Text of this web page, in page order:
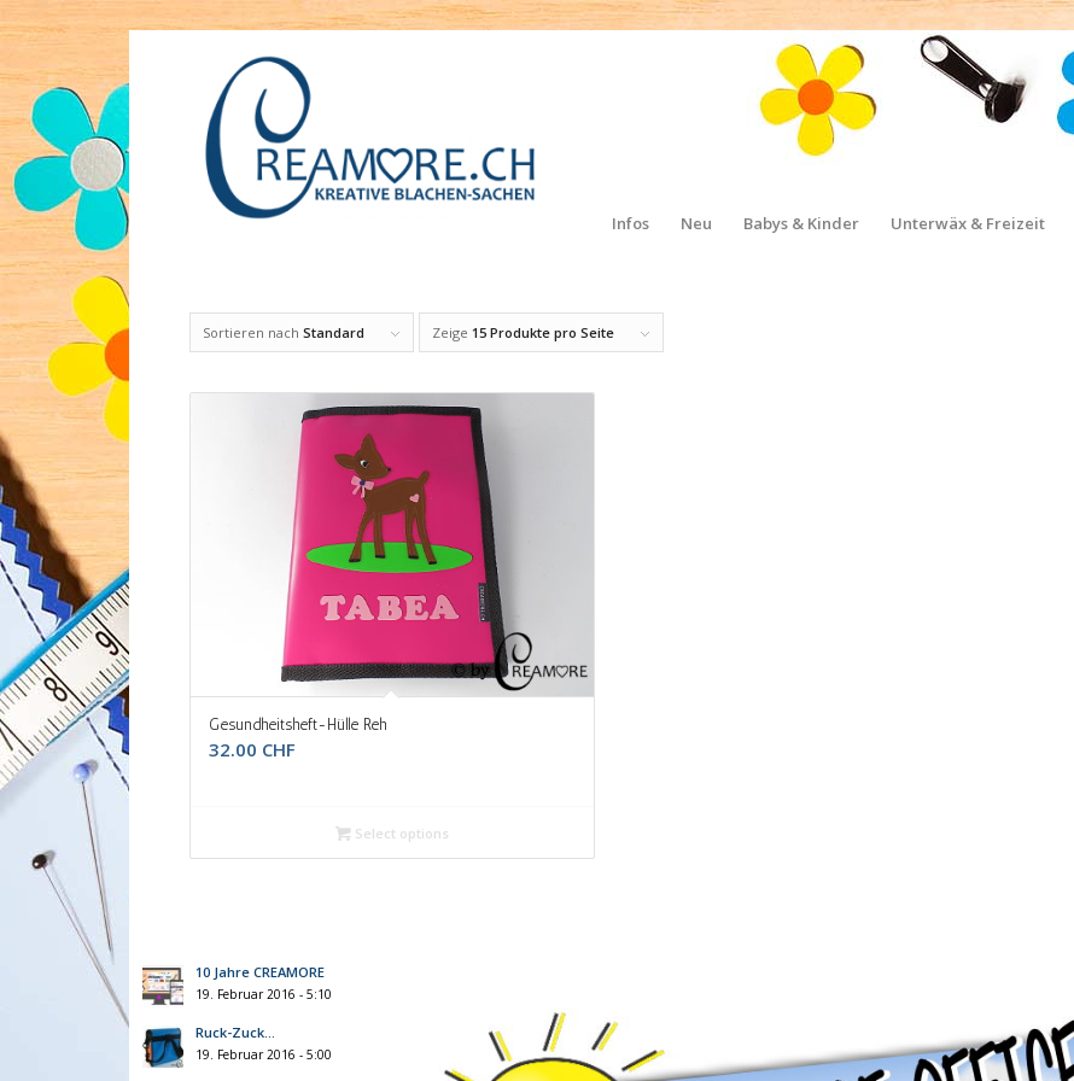
Infos Neu Babys & Kinder Unterwäx & Freizeit
Sortieren nach Standard Zeige 15 Produkte pro Seite
Gesundheitsheft-Hülle Reh
32.00 CHF
Select options
10 Jahre CREAMORE
19. Februar 2016 - 5:10
Ruck-Zuck…
19. Februar 2016 - 5:00